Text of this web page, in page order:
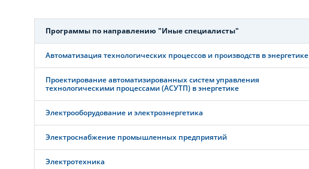
Программы по направлению "Иные специалисты"
Автоматизация технологических процессов и производств в энергетике
Проектирование автоматизированных систем управления
технологическими процессами (АСУТП) в энергетике
Электрооборудование и электроэнергетика
Электроснабжение промышленных предприятий
Электротехника